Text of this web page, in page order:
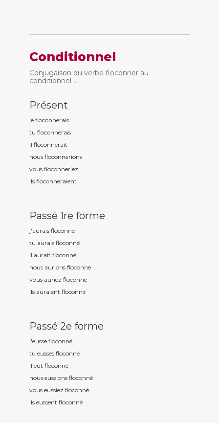
Conditionnel
Conjugaison du verbe floconner au
conditionnel ...
Présent
je floconnerais
tu floconnerais
il floconnerait
nous floconnerions
vous floconneriez
ils floconneraient
Passé 1re forme
j'aurais floconné
tu aurais floconné
il aurait floconné
nous aurions floconné
vous auriez floconné
ils auraient floconné
Passé 2e forme
j'eusse floconné
tu eusses floconné
il eût floconné
nous eussions floconné
vous eussiez floconné
ils eussent floconné